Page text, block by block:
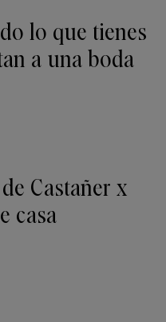
lo que tienes
a una boda
Castañer x
casa